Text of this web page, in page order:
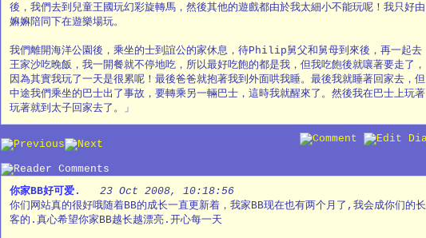
後，我們去到兒童王國玩幻彩旋轉馬，然後其他的遊戲都由於我太細小不能玩呢！我只好由
嫲嫲陪同下在遊樂場玩。
我們離開海洋公園後，乘坐的士到誼公的家休息，待Philip舅父和舅母到來後，再一起去
王家沙吃晚飯，我一開餐就不停地吃，所以最好吃飽的都是我，但我吃飽後就嚷著要走了，
因為其實我玩了一天是很累呢！最後爸爸就抱著我到外面哄我睡。最後我就睡著回家去，但
中途我們乘坐的巴士出了事故，要轉乘另一輛巴士，這時我就醒來了。然後我在巴士上玩著
玩著就到太子回家去了。」
你家BB好可爱.
23 Oct 2008, 10:18:56
你们网站真的很好哦随着BB的成长一直更新着，我家BB现在也有两个月了,我会成你们的长
客的.真心希望你家BB越长越漂亮.开心每一天